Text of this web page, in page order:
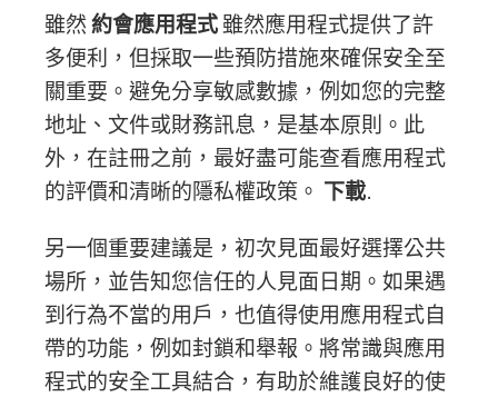
雖然約會應用程式雖然應用程式提供了許
多便利，但採取一些預防措施來確保安全至
關重要。避免分享敏感數據，例如您的完整
地址、文件或財務訊息，是基本原則。此
外，在註冊之前，最好盡可能查看應用程式
的評價和清晰的隱私權政策。 下載.
另一個重要建議是，初次見面最好選擇公共
場所，並告知您信任的人見面日期。如果遇
到行為不當的用戶，也值得使用應用程式自
帶的功能，例如封鎖和舉報。將常識與應用
程式的安全工具結合，有助於維護良好的使